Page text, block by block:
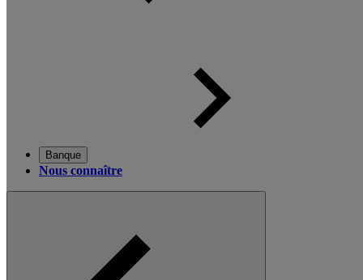
Banque
Nous connaître